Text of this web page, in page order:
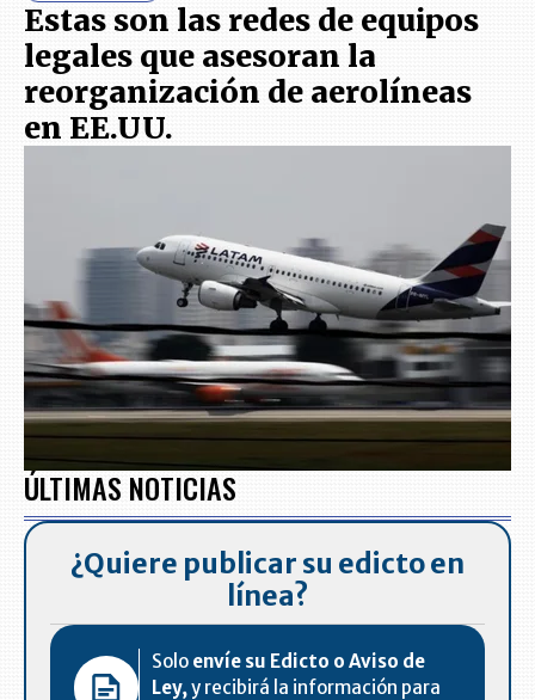
Estas son las redes de equipos
legales que asesoran la
reorganización de aerolíneas
en EE.UU.
ÚLTIMAS NOTICIAS
¿Quiere publicar su edicto en
línea?
Solo envíe su Edicto o Aviso de
Ley,y recibirá la información para